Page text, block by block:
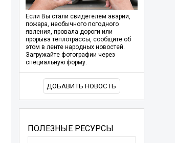
Если Вы стали свидетелем аварии,
пожара, необычного погодного
явления, провала дороги или
прорыва теплотрассы, сообщите об
этом в ленте народных новостей.
Загружайте фотографии через
специальную форму.
ДОБАВИТЬ НОВОСТЬ
ПОЛЕЗНЫЕ РЕСУРСЫ